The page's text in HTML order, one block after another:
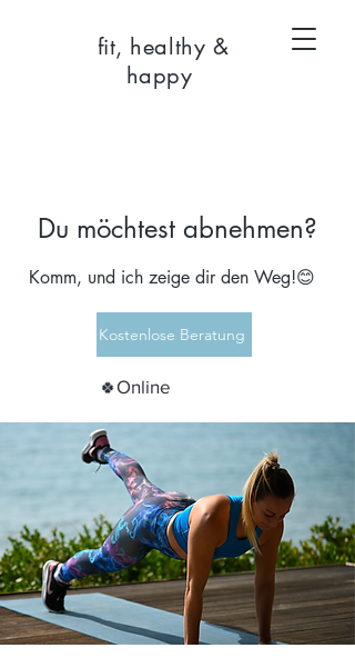
fit, healthy &
happy
Du möchtest abnehmen?
Komm, und ich zeige dir den Weg!😊
Kostenlose Beratung
🍀Online